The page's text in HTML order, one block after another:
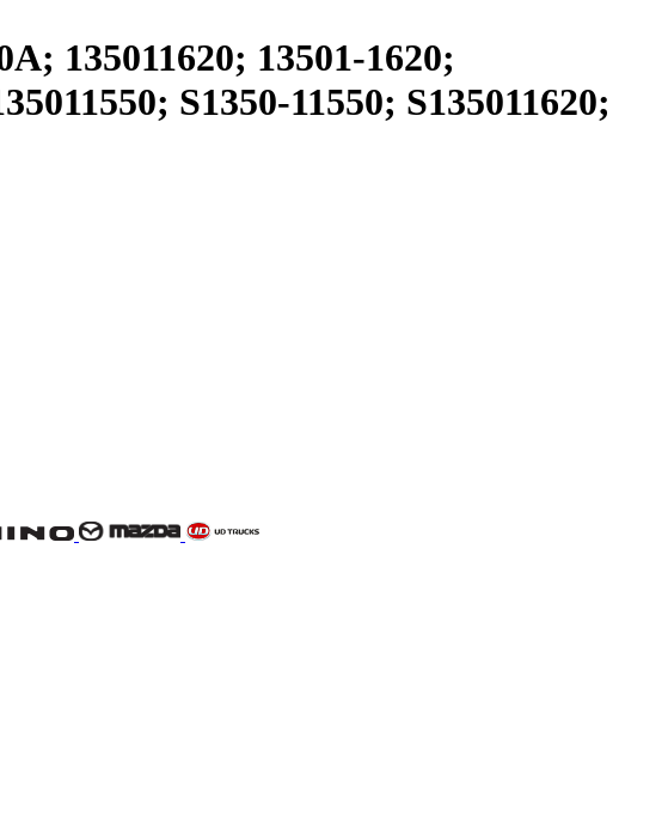
135011620; 13501-1620;
S1350-11550; S135011620;